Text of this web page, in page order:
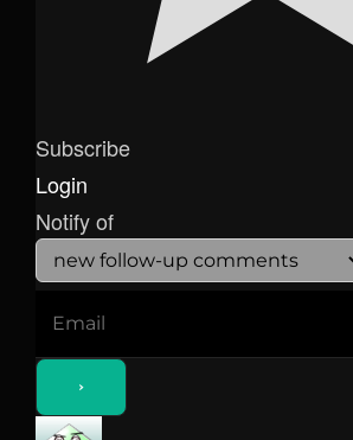
Subscribe
Login
Notify of